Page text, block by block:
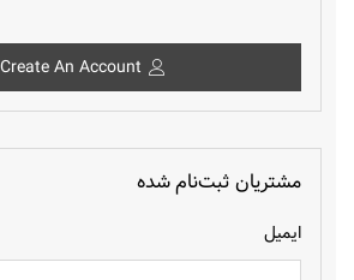
مشتریان ثبت‌نام شده
ایمیل